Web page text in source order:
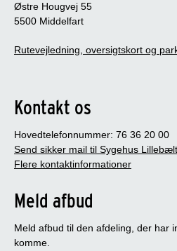
Østre Hougvej 55
5500 Middelfart
Rutevejledning, oversigtskort og
Kontakt os
Hovedtelefonnummer: 76 36 20 00
Send sikker mail til Sygehus Lillebælt
Flere kontaktinformationer
Meld afbud
Meld afbud til den afdeling, der har
komme.